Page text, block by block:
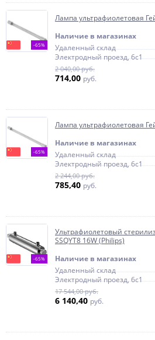
-65%
Лампа ультрафиолетовая
Наличие в магазинах
Удаленный склад
Электродный проезд, 6с1
2 040,00 руб.
714,00 руб.
-65%
Лампа ультрафиолетовая
Наличие в магазинах
Удаленный склад
Электродный проезд, 6с1
2 244,00 руб.
785,40 руб.
-65%
Ультрафиолетовый
SSQYT8 16W (Philips)
Наличие в магазинах
Удаленный склад
Электродный проезд, 6с1
17 544,00 руб.
6 140,40 руб.